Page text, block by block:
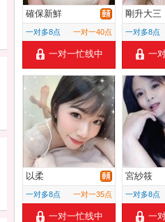
確保新鮮
一对多8点 一对一40点
一对一忙线中
剛升大三
一对多8点
一
以柔
一对多8点 一对一35点
一对一忙线中
宮紗筱
一对多8点
一